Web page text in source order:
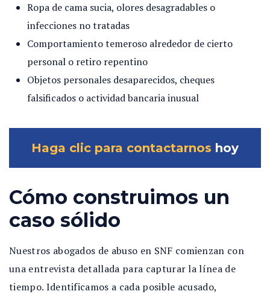
Ropa de cama sucia, olores desagradables o
infecciones no tratadas
Comportamiento temeroso alrededor de cierto
personal o retiro repentino
Objetos personales desaparecidos, cheques
falsificados o actividad bancaria inusual
Haga clic para contactarnos hoy
Cómo construimos un
caso sólido
Nuestros abogados de abuso en SNF comienzan con
una entrevista detallada para capturar la línea de
tiempo. Identificamos a cada posible acusado,